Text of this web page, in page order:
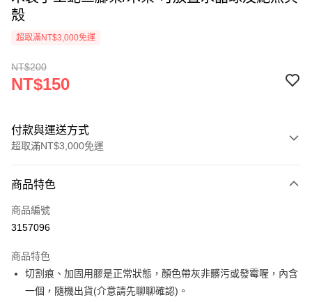
殼
超取滿NT$3,000免運
NT$200
NT$150
付款與運送方式
超取滿NT$3,000免運
信用卡一次付款
超商取貨付款
Apple Pay
街口支付
商品特色
商品編號
3157096
商品特色
切割痕、加固用膠是正常狀態，顏色帶灰非髒污或發霉喔，內含
一個，隨機出貨(介意請先聊聊確認)。